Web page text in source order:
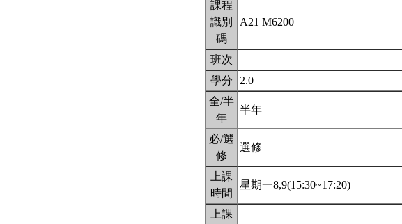
課程
識別
碼
A21 M6200
班次
學分
2.0
全/半
年
半年
必/選
修
選修
上課
時間
星期一8,9(15:30~17:20)
上課